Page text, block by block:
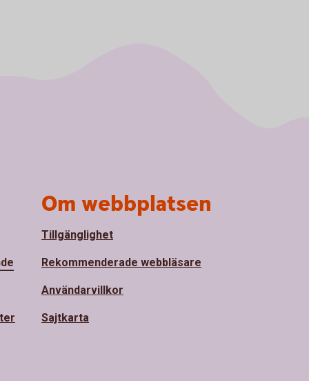
Om webbplatsen
Tillgänglighet
Rekommenderade webbläsare
Användarvillkor
Sajtkarta